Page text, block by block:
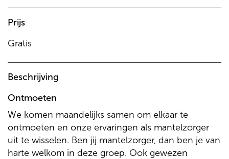
Prijs
Gratis
Beschrijving
Ontmoeten
We komen maandelijks samen om elkaar te
ontmoeten en onze ervaringen als mantelzorger
uit te wisselen. Ben jij mantelzorger, dan ben je van
harte welkom in deze groep. Ook gewezen